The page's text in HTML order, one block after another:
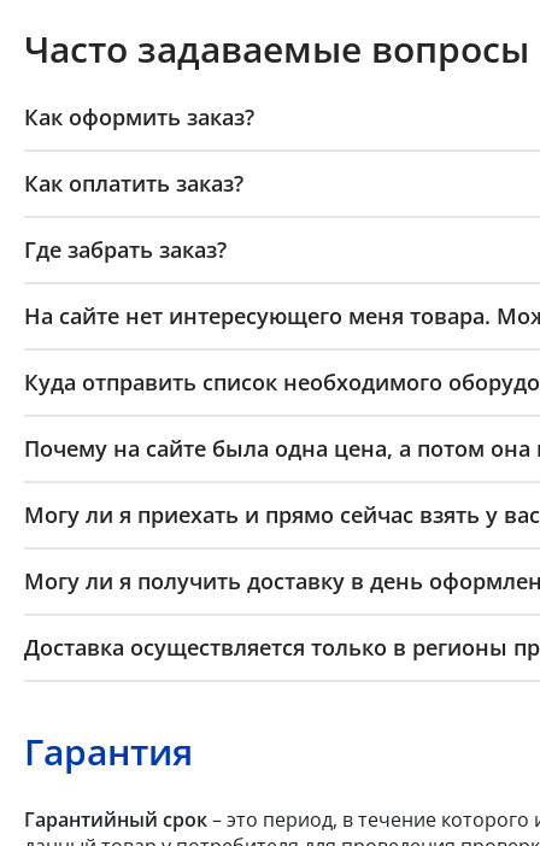
Часто задаваемые вопросы
Как оформить заказ?
Как оплатить заказ?
Где забрать заказ?
На сайте нет интересующего меня товара.
Куда отправить список необходимого
Почему на сайте была одна цена, а потом она
Могу ли я приехать и прямо сейчас взять у
Могу ли я получить доставку в день
Доставка осуществляется только в регионы
Гарантия
Гарантийный срок– это период, в течение которого